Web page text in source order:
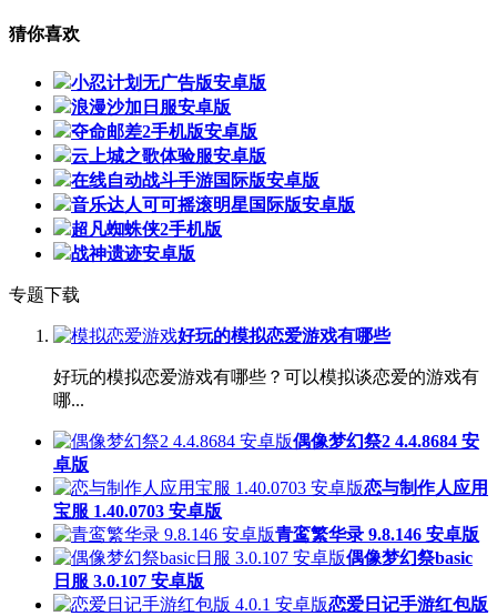
猜你喜欢
小忍计划无广告版安卓版
浪漫沙加日服安卓版
夺命邮差2手机版安卓版
云上城之歌体验服安卓版
在线自动战斗手游国际版安卓版
音乐达人可可摇滚明星国际版安卓版
超凡蜘蛛侠2手机版
战神遗迹安卓版
专题下载
好玩的模拟恋爱游戏有哪些
好玩的模拟恋爱游戏有哪些？可以模拟谈恋爱的游戏有
哪...
偶像梦幻祭2 4.4.8684 安
卓版
恋与制作人应用
宝服 1.40.0703 安卓版
青鸾繁华录 9.8.146 安卓版
偶像梦幻祭basic
日服 3.0.107 安卓版
恋爱日记手游红包版